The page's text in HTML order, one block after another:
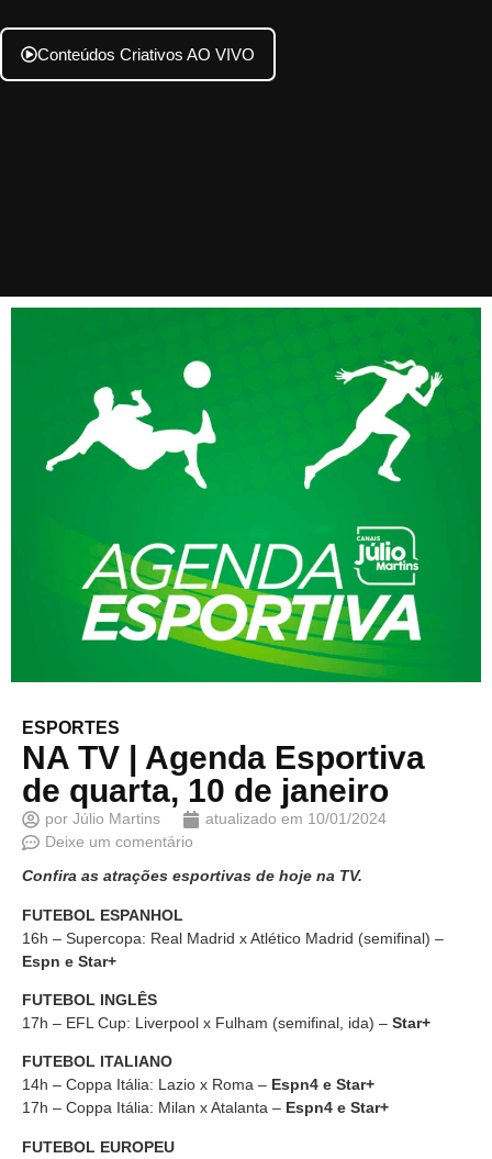
Conteúdos Criativos AO VIVO
ESPORTES
NA TV | Agenda Esportiva
de quarta, 10 de janeiro
por Júlio Martins atualizado em 10/01/2024
Deixe um comentário
Confira as atrações esportivas de hoje na TV.
FUTEBOL ESPANHOL
16h – Supercopa: Real Madrid x Atlético Madrid (semifinal) –
Espn e Star+
FUTEBOL INGLÊS
17h – EFL Cup: Liverpool x Fulham (semifinal, ida) – Star+
FUTEBOL ITALIANO
14h – Coppa Itália: Lazio x Roma – Espn4 e Star+
17h – Coppa Itália: Milan x Atalanta – Espn4 e Star+
FUTEBOL EUROPEU